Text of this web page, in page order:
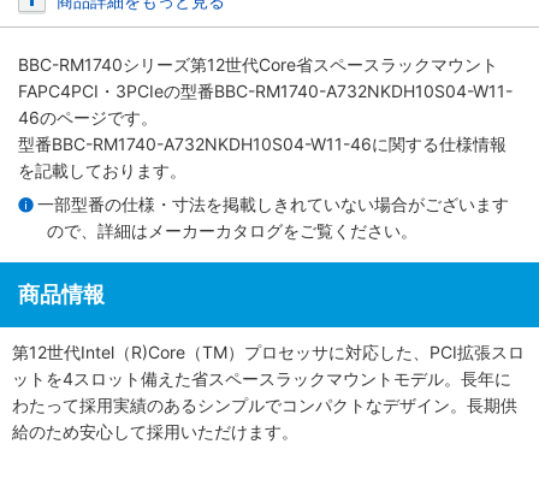
BBC-RM1740シリーズ第12世代Core省スペースラックマウント
FAPC4PCI・3PCIeの型番BBC-RM1740-A732NKDH10S04-W11-
46のページです。
型番BBC-RM1740-A732NKDH10S04-W11-46に関する仕様情報
を記載しております。
一部型番の仕様・寸法を掲載しきれていない場合がございます
ので、詳細は メーカーカタログをご覧ください。
商品情報
第12世代Intel（R)Core（TM）プロセッサに対応した、PCI拡張スロ
ットを4スロット備えた省スペースラックマウントモデル。長年に
わたって採用実績のあるシンプルでコンパクトなデザイン。長期供
給のため安心して採用いただけます。